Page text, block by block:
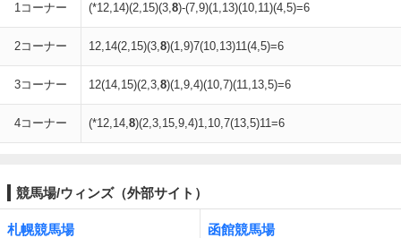
1コーナー (*12,14)(2,15)(3,8)-(7,9)(1,13)(10,11)(4,5)=6
2コーナー 12,14(2,15)(3,8)(1,9)7(10,13)11(4,5)=6
3コーナー 12(14,15)(2,3,8)(1,9,4)(10,7)(11,13,5)=6
4コーナー (*12,14,8)(2,3,15,9,4)1,10,7(13,5)11=6
競馬場/ウィンズ（外部サイト）
札幌競馬場 函館競馬場